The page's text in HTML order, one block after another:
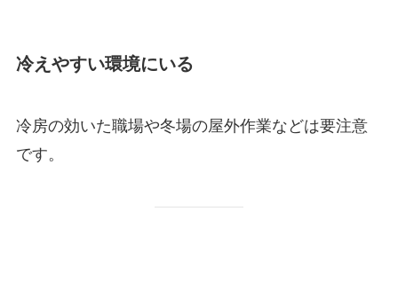
冷えやすい環境にいる
冷房の効いた職場や冬場の屋外作業などは要注意
です。